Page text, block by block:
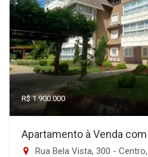
R$ 1.900.000
Apartamento à Venda
Rua Bela Vista, 300 -